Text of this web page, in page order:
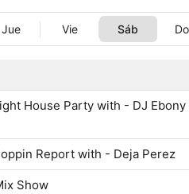
Jue Vie Sáb
House Party with - DJ Ebony
Report with - Deja Perez
Show